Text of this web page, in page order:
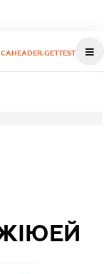
CAHEADER.GETTEST